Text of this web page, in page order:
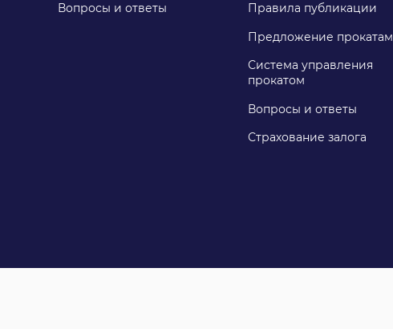
Вопросы и ответы
Правила публикации
Предложение прокатам
Система управления
прокатом
Вопросы и ответы
Страхование залога